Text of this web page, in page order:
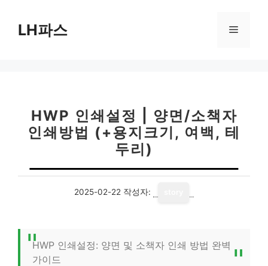
LH파스 메
HWP 인쇄설정 | 양면/소책자
인쇄방법 (+용지크기, 여백, 테
두리)
2025-02-22 작성자:
HWP 인쇄설정: 양면 및 소책자 인쇄 방법 완벽
가이드